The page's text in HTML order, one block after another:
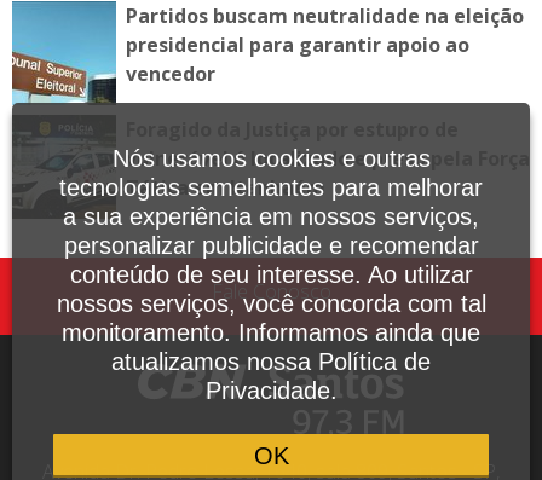
Partidos buscam neutralidade na eleição
presidencial para garantir apoio ao
vencedor
vulnerável é localizado e preso pela Força
Tática em Itanhaém
Fale Conosco
Avenida Dr. Pedro Lessa, 1640, sala 809, Santos - SP,
Nós usamos cookies e outras
tecnologias semelhantes para melhorar
a sua experiência em nossos serviços,
personalizar publicidade e recomendar
conteúdo de seu interesse. Ao utilizar
nossos serviços, você concorda com tal
monitoramento. Informamos ainda que
atualizamos nossa Política de
Privacidade.
OK